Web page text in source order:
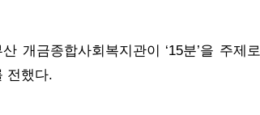
산 개금종합사회복지관이 ‘15분’을 주
전했다.